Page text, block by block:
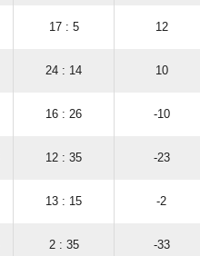
17 : 5 12
24 : 14 10
16 : 26 -10
12 : 35 -23
13 : 15 -2
2 : 35 -33